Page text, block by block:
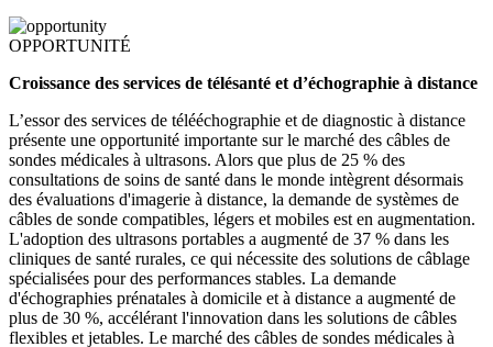
OPPORTUNITÉ
Croissance des services de télésanté et d’échographie à distance
L’essor des services de télééchographie et de diagnostic à distance
présente une opportunité importante sur le marché des câbles de
sondes médicales à ultrasons. Alors que plus de 25 % des
consultations de soins de santé dans le monde intègrent désormais
des évaluations d'imagerie à distance, la demande de systèmes de
câbles de sonde compatibles, légers et mobiles est en augmentation.
L'adoption des ultrasons portables a augmenté de 37 % dans les
cliniques de santé rurales, ce qui nécessite des solutions de câblage
spécialisées pour des performances stables. La demande
d'échographies prénatales à domicile et à distance a augmenté de
plus de 30 %, accélérant l'innovation dans les solutions de câbles
flexibles et jetables. Le marché des câbles de sondes médicales à